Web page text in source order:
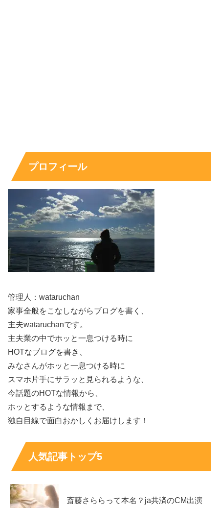
タイやフィリピン、もしくはブラジルなど、エキゾチック
な血が入っていても不思議ではないような顔立ちに見えま
せんか？
もちろん画像に寄りけりなのですが、
や厚めの唇などから、個人的には「ハーフなのかな？」
思ったのですが、
吉田あかりさんがハーフだという情報はどこにも見当たら
ない
んですね～。
メイクにもよるんですかね～。
プロフィール
管理人：wataruchan
家事全般をこなしながらブログを書く、
主夫wataruchanです。
主夫業の中でホッと一息つける時に
HOTなブログを書き、
みなさんがホッと一息つける時に
スマホ片手にサラッと見られるような、
今話題のHOTな情報から、
ホッとするような情報まで、
独自目線で面白おかしくお届けします！
人気記事トップ5
斎藤さららって本名？ja共済のCM出演